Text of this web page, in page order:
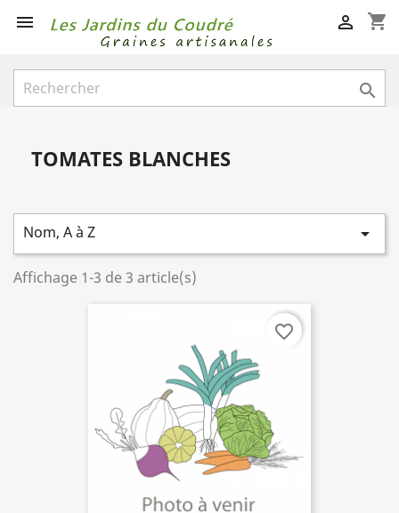
 shopping_cart


TOMATES BLANCHES
Nom, A à Z 
Affichage 1-3 de 3 article(s)
favorite_border